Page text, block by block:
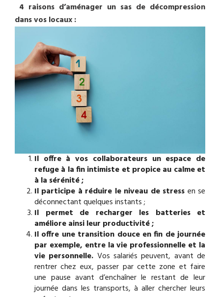
4 raisons d’aménager un sas de décompression
dans vos locaux :
Il offre à vos collaborateurs un espace de
refuge à la fin intimiste et propice au calme et
à la sérénité ;
Il participe à réduire le niveau de stress en se
déconnectant quelques instants ;
Il permet de recharger les batteries et
améliore ainsi leur productivité ;
Il offre une transition douce en fin de journée
par exemple, entre la vie professionnelle et la
vie personnelle. Vos salariés peuvent, avant de
rentrer chez eux, passer par cette zone et faire
une pause avant d’enchaîner le restant de leur
journée dans les transports, à aller chercher leurs